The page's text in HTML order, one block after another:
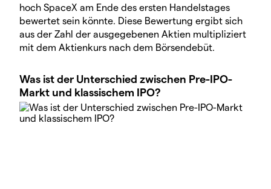
hoch SpaceX am Ende des ersten Handelstages
bewertet sein könnte. Diese Bewertung ergibt sich
aus der Zahl der ausgegebenen Aktien multipliziert
mit dem Aktienkurs nach dem Börsendebüt.
Was ist der Unterschied zwischen Pre-IPO-
Markt und klassischem IPO?